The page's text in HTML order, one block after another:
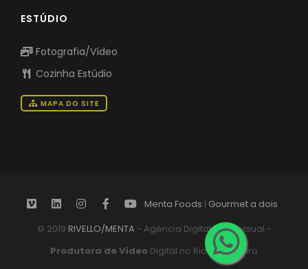
Institucional
Fotografia/Vídeo
Cozinha Estúdio
Menta Foods|Gourmet a dois
© 2019RIVELLO/MENTA- Agência Digital Audiovisual -